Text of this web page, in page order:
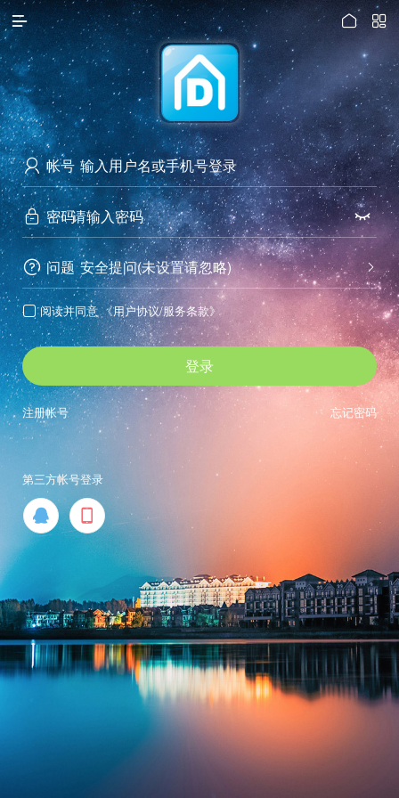

访问电脑版
 

 帐号
 密码 
 问题 
安全提问(未设置请忽略)
 阅读并同意 《用户协议/服务条款》
登录
忘记密码
注册帐号
第三方帐号登录
 